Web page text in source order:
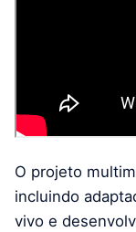
O projeto
incluindo
vivo e